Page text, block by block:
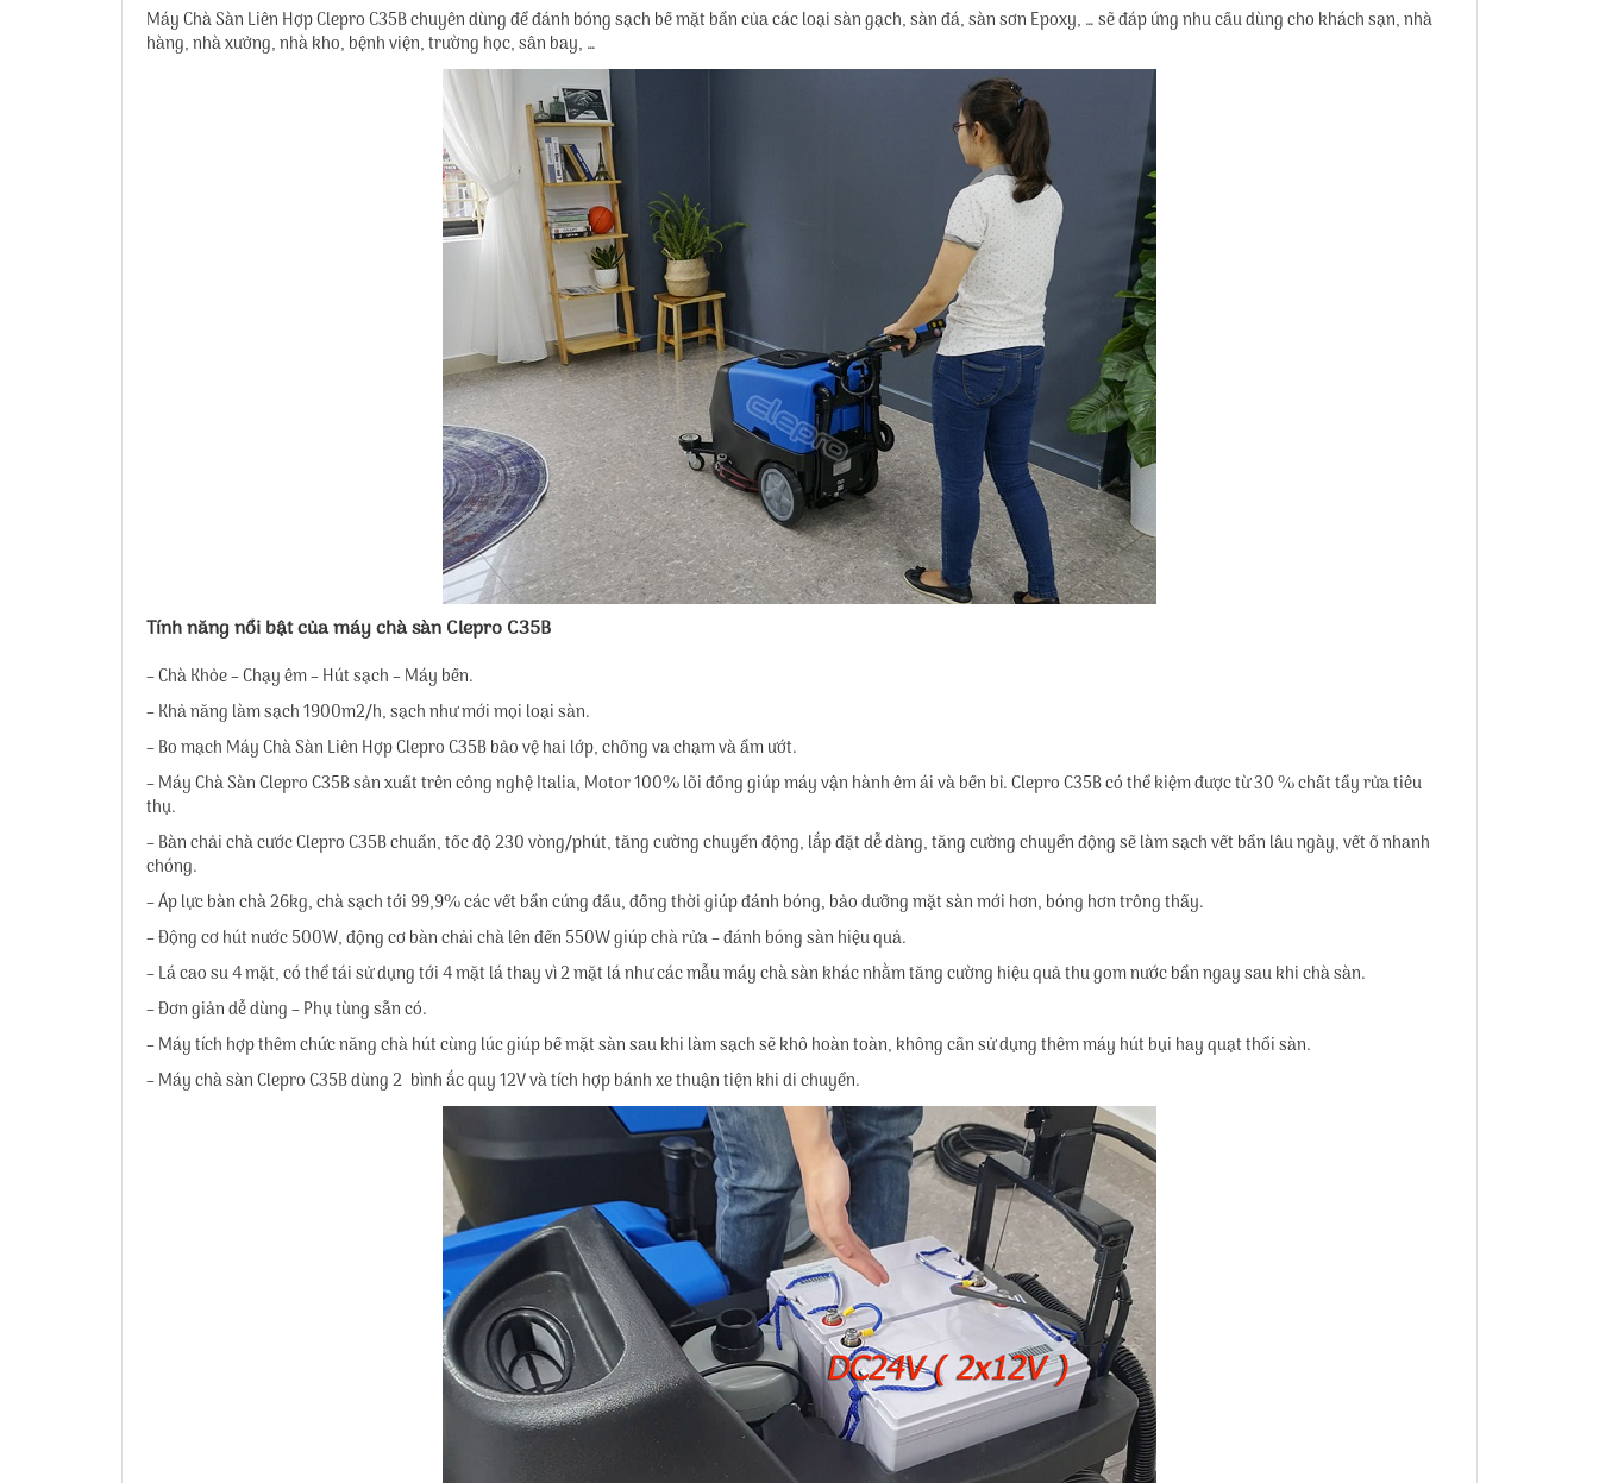
Máy Chà Sàn Liên Hợp Clepro C35B chuyên dùng để đánh bóng sạch bề mặt bẩn của các loại sàn gạch, sàn đá, sàn sơn Epoxy, … sẽ đáp ứng nhu cầu dùng cho khách sạn, nhà
hàng, nhà xưởng, nhà kho, bệnh viện, trường học, sân bay, …
Tính năng nổi bật của máy chà sàn Clepro C35B
– Chà Khỏe – Chạy êm – Hút sạch – Máy bền.
– Khả năng làm sạch 1900m2/h, sạch như mới mọi loại sàn.
– Bo mạch Máy Chà Sàn Liên Hợp Clepro C35B bảo vệ hai lớp, chống va chạm và ẩm ướt.
– Máy Chà Sàn Clepro C35B sản xuất trên công nghệ Italia, Motor 100% lõi đồng giúp máy vận hành êm ái và bền bỉ. Clepro C35B có thể kiệm được từ 30 % chất tẩy rửa tiêu
thụ.
– Bàn chải chà cước Clepro C35B chuẩn, tốc độ 230 vòng/phút, tăng cường chuyển động, lắp đặt dễ dàng, tăng cường chuyển động sẽ làm sạch vết bẩn lâu ngày, vết ố nhanh
chóng.
– Áp lực bàn chà 26kg, chà sạch tới 99,9% các vết bẩn cứng đầu, đồng thời giúp đánh bóng, bảo dưỡng mặt sàn mới hơn, bóng hơn trông thấy.
– Động cơ hút nước 500W, động cơ bàn chải chà lên đến 550W giúp chà rửa – đánh bóng sàn hiệu quả.
– Lá cao su 4 mặt, có thể tái sử dụng tới 4 mặt lá thay vì 2 mặt lá như các mẫu máy chà sàn khác nhằm tăng cường hiệu quả thu gom nước bẩn ngay sau khi chà sàn.
– Đơn giản dễ dùng – Phụ tùng sẵn có.
– Máy tích hợp thêm chức năng chà hút cùng lúc giúp bề mặt sàn sau khi làm sạch sẽ khô hoàn toàn, không cần sử dụng thêm máy hút bụi hay quạt thổi sàn.
– Máy chà sàn Clepro C35B dùng 2 bình ắc quy 12V và tích hợp bánh xe thuận tiện khi di chuyển.